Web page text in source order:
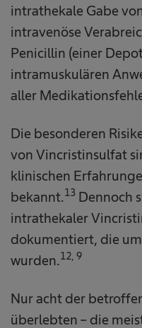
intrathekale Gabe
intravenöse
Penicillin (einer
intramuskulären
aller
Die besonderen
von Vincristinsulfat
klinischen
bekannt.13 Dennoch
intrathekaler
dokumentiert, die
wurden.12, 9
Nur acht der
überlebten – die